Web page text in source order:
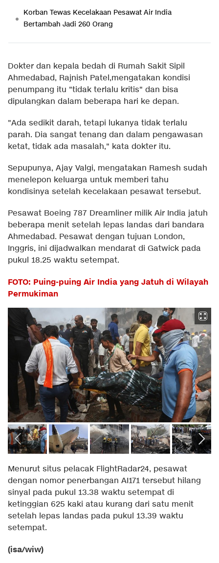
Korban Tewas Kecelakaan Pesawat Air India
Bertambah Jadi 260 Orang
Dokter dan kepala bedah di Rumah Sakit Sipil
Ahmedabad, Rajnish Patel,mengatakan kondisi
penumpang itu "tidak terlalu kritis" dan bisa
dipulangkan dalam beberapa hari ke depan.
"Ada sedikit darah, tetapi lukanya tidak terlalu
parah. Dia sangat tenang dan dalam pengawasan
ketat, tidak ada masalah," kata dokter itu.
Sepupunya, Ajay Valgi, mengatakan Ramesh sudah
menelepon keluarga untuk memberi tahu
kondisinya setelah kecelakaan pesawat tersebut.
Pesawat Boeing 787 Dreamliner milik Air India jatuh
beberapa menit setelah lepas landas dari bandara
Ahmedabad. Pesawat dengan tujuan London,
Inggris, ini dijadwalkan mendarat di Gatwick pada
pukul 18.25 waktu setempat.
FOTO: Puing-puing Air India yang Jatuh di Wilayah
Permukiman
Menurut situs pelacak FlightRadar24, pesawat
dengan nomor penerbangan AI171 tersebut hilang
sinyal pada pukul 13.38 waktu setempat di
ketinggian 625 kaki atau kurang dari satu menit
setelah lepas landas pada pukul 13.39 waktu
setempat.
(isa/wiw)